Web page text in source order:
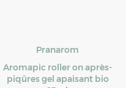
Pranarom
Aromapic roller on après-
piqûres gel apaisant bio